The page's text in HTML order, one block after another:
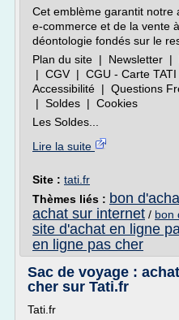
Cet emblème garantit notre
e-commerce et de la vente
déontologie fondés sur le
Plan du site | Newsletter |
| CGV | CGU - Carte
Accessibilité | Questions
| Soldes | Cookies
Les Soldes...
Lire la suite
Site : tati.fr
Thèmes liés : bon
achat sur internet / bon
site d'achat en ligne
en ligne pas cher
Sac de voyage :
cher sur Tati.fr
Tati.fr